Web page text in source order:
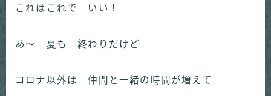
これはこれで いい！
あ～ 夏も 終わりだけど
コロナ以外は 仲間と一緒の時間が増えて